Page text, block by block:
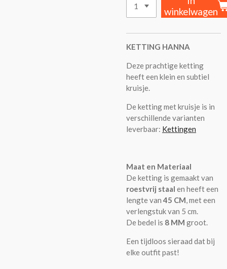
winkelwagen
KETTING HANNA
Deze prachtige ketting
heeft een klein en subtiel
kruisje.
De ketting met kruisje is in
verschillende varianten
leverbaar: Kettingen
Maat en Materiaal
De ketting is gemaakt van
roestvrij staal en heeft een
lengte van 45 CM, met een
verlengstuk van 5 cm.
De bedel is 8 MM groot.
Een tijdloos sieraad dat bij
elke outfit past!